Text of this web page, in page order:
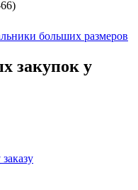
больших размеров
закупок у